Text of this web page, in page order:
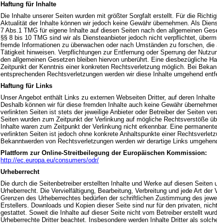
Haftung für Inhalte
Die Inhalte unserer Seiten wurden mit größter Sorgfalt erstellt. Für die
Aktualität der Inhalte können wir jedoch keine Gewähr übernehmen. Als
7 Abs.1 TMG für eigene Inhalte auf diesen Seiten nach den allgemeinen
§§ 8 bis 10 TMG sind wir als Diensteanbieter jedoch nicht verpflichtet,
fremde Informationen zu überwachen oder nach Umständen zu forschen,
Tätigkeit hinweisen. Verpflichtungen zur Entfernung oder Sperrung der
den allgemeinen Gesetzen bleiben hiervon unberührt. Eine diesbezügliche
Zeitpunkt der Kenntnis einer konkreten Rechtsverletzung möglich. Bei
entsprechenden Rechtsverletzungen werden wir diese Inhalte umgehend
Haftung für Links
Unser Angebot enthält Links zu externen Webseiten Dritter, auf deren
Deshalb können wir für diese fremden Inhalte auch keine Gewähr
verlinkten Seiten ist stets der jeweilige Anbieter oder Betreiber der Seiten
Seiten wurden zum Zeitpunkt der Verlinkung auf mögliche Rechtsverstöße
Inhalte waren zum Zeitpunkt der Verlinkung nicht erkennbar. Eine
verlinkten Seiten ist jedoch ohne konkrete Anhaltspunkte einer
Bekanntwerden von Rechtsverletzungen werden wir derartige Links
Plattform zur Online-Streitbeilegung der Europäischen Kommission:
http://ec.europa.eu/consumers/odr/
Urheberrecht
Die durch die Seitenbetreiber erstellten Inhalte und Werke auf diesen Seiten
Urheberrecht. Die Vervielfältigung, Bearbeitung, Verbreitung und jede Art der
Grenzen des Urheberrechtes bedürfen der schriftlichen Zustimmung des
Erstellers. Downloads und Kopien dieser Seite sind nur für den privaten,
gestattet. Soweit die Inhalte auf dieser Seite nicht vom Betreiber erstellt
Urheberrechte Dritter beachtet. Insbesondere werden Inhalte Dritter als